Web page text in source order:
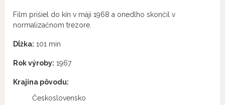
Film prišiel do kín v máji 1968 a onedlho skončil v
normalizačnom trezore.
Dĺžka: 101 min
Rok výroby: 1967
Krajina pôvodu:
Československo